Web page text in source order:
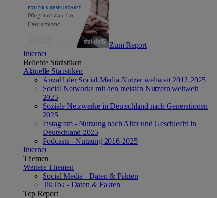
Zum Report
Internet
Beliebte Statistiken
Aktuelle Statistiken
Anzahl der Social-Media-Nutzer weltweit 2012-2025
Social Networks mit den meisten Nutzern weltweit
2025
Soziale Netzwerke in Deutschland nach Generationen
2025
Instagram - Nutzung nach Alter und Geschlecht in
Deutschland 2025
Podcasts - Nutzung 2016-2025
Internet
Themen
Weitere Themen
Social Media - Daten & Fakten
TikTok - Daten & Fakten
Top Report